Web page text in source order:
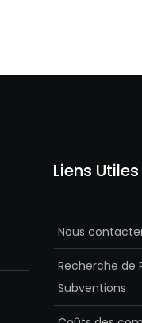
Liens Utiles
Nous
Recherche de
Subventions